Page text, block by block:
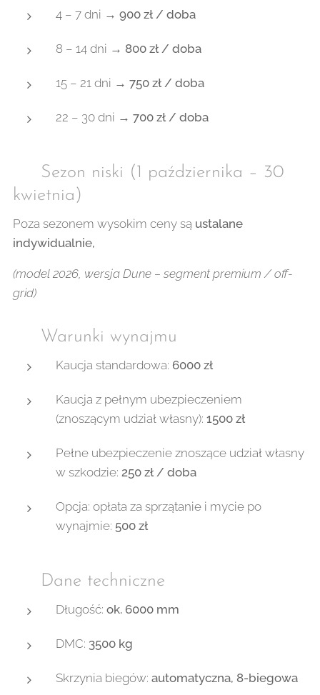
4 – 7 dni → 900 zł / doba
8 – 14 dni → 800 zł / doba
15 – 21 dni → 750 zł / doba
22 – 30 dni → 700 zł / doba
❄️ Sezon niski (1 października – 30
kwietnia)
Poza sezonem wysokim ceny są ustalane
indywidualnie,
(model 2026, wersja Dune – segment premium / off-
grid)
📌 Warunki wynajmu
Kaucja standardowa: 6000 zł
Kaucja z pełnym ubezpieczeniem
(znoszącym udział własny): 1500 zł
Pełne ubezpieczenie znoszące udział własny
w szkodzie: 250 zł / doba
Opcja: opłata za sprzątanie i mycie po
wynajmie: 500 zł
📊 Dane techniczne
Długość: ok. 6000 mm
DMC: 3500 kg
Skrzynia biegów: automatyczna, 8-biegowa